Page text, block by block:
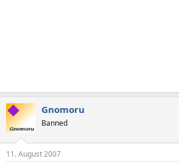
Gnomoru
Banned
11. August 2007